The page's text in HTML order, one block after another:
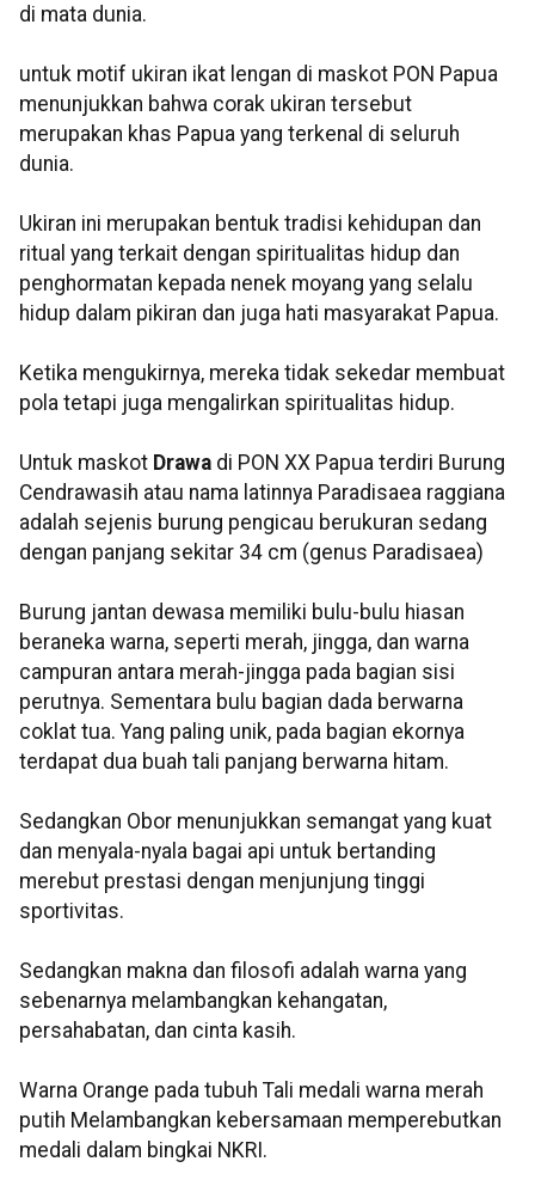
di mata dunia.
untuk motif ukiran ikat lengan di maskot PON Papua
menunjukkan bahwa corak ukiran tersebut
merupakan khas Papua yang terkenal di seluruh
dunia.
Ukiran ini merupakan bentuk tradisi kehidupan dan
ritual yang terkait dengan spiritualitas hidup dan
penghormatan kepada nenek moyang yang selalu
hidup dalam pikiran dan juga hati masyarakat Papua.
Ketika mengukirnya, mereka tidak sekedar membuat
pola tetapi juga mengalirkan spiritualitas hidup.
Untuk maskot Drawa di PON XX Papua terdiri Burung
Cendrawasih atau nama latinnya Paradisaea raggiana
adalah sejenis burung pengicau berukuran sedang
dengan panjang sekitar 34 cm (genus Paradisaea)
Burung jantan dewasa memiliki bulu-bulu hiasan
beraneka warna, seperti merah, jingga, dan warna
campuran antara merah-jingga pada bagian sisi
perutnya. Sementara bulu bagian dada berwarna
coklat tua. Yang paling unik, pada bagian ekornya
terdapat dua buah tali panjang berwarna hitam.
Sedangkan Obor menunjukkan semangat yang kuat
dan menyala-nyala bagai api untuk bertanding
merebut prestasi dengan menjunjung tinggi
sportivitas.
Sedangkan makna dan filosofi adalah warna yang
sebenarnya melambangkan kehangatan,
persahabatan, dan cinta kasih.
Warna Orange pada tubuh Tali medali warna merah
putih Melambangkan kebersamaan memperebutkan
medali dalam bingkai NKRI.